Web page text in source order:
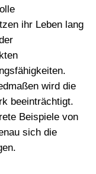
ihr Leben lang
wird die
beeinträchtigt.
Beispiele von
sich die